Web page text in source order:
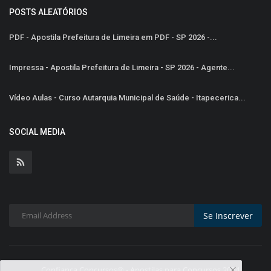
POSTS ALEATÓRIOS
PDF - Apostila Prefeitura de Limeira em PDF - SP 2026 -...
Impressa - Apostila Prefeitura de Limeira - SP 2026 - Agente...
Vídeo Aulas - Curso Autarquia Municipal de Saúde - Itapecerica...
SOCIAL MEDIA
Se Inscrever